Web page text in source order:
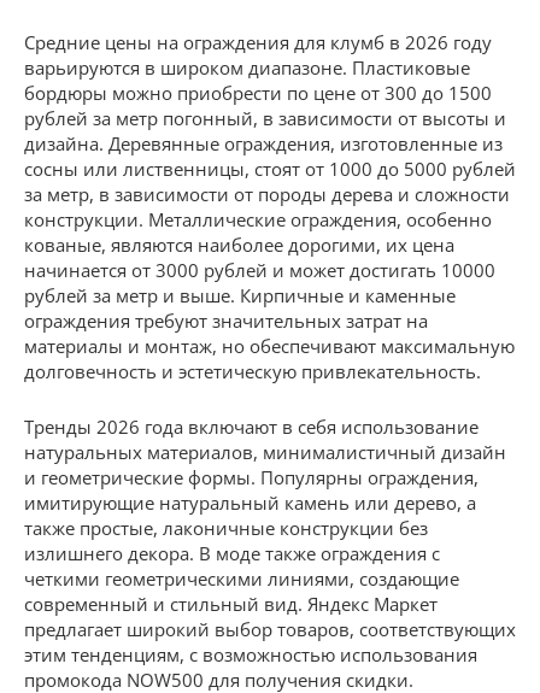
Средние цены на ограждения для клумб в 2026 году
варьируются в широком диапазоне. Пластиковые
бордюры можно приобрести по цене от 300 до 1500
рублей за метр погонный, в зависимости от высоты и
дизайна. Деревянные ограждения, изготовленные из
сосны или лиственницы, стоят от 1000 до 5000 рублей
за метр, в зависимости от породы дерева и сложности
конструкции. Металлические ограждения, особенно
кованые, являются наиболее дорогими, их цена
начинается от 3000 рублей и может достигать 10000
рублей за метр и выше. Кирпичные и каменные
ограждения требуют значительных затрат на
материалы и монтаж, но обеспечивают максимальную
долговечность и эстетическую привлекательность.
Тренды 2026 года включают в себя использование
натуральных материалов, минималистичный дизайн
и геометрические формы. Популярны ограждения,
имитирующие натуральный камень или дерево, а
также простые, лаконичные конструкции без
излишнего декора. В моде также ограждения с
четкими геометрическими линиями, создающие
современный и стильный вид. Яндекс Маркет
предлагает широкий выбор товаров, соответствующих
этим тенденциям, с возможностью использования
промокода NOW500 для получения скидки.